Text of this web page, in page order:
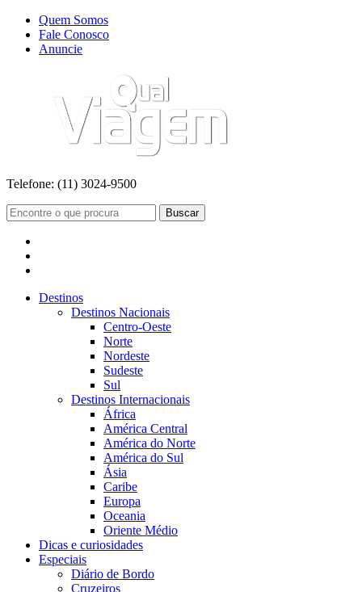
Quem Somos
Fale Conosco
Anuncie
Telefone: (11) 3024-9500
Buscar
Destinos
Destinos Nacionais
Centro-Oeste
Norte
Nordeste
Sudeste
Sul
Destinos Internacionais
África
América Central
América do Norte
América do Sul
Ásia
Caribe
Europa
Oceania
Oriente Médio
Dicas e curiosidades
Especiais
Diário de Bordo
Cruzeiros